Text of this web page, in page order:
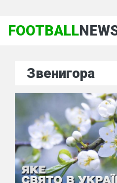
FOOTBALL
Звенигора